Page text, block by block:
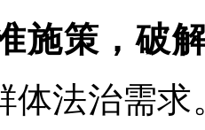
施策 ，破
体法治需求